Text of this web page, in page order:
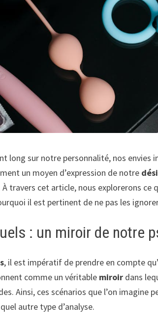
long sur notre personnalité, nos envies
un moyen d’expression de notre
travers cet article, nous explorerons ce
il est pertinent de ne pas les
: un miroir de notre
, il est impératif de prendre en compte
comme un véritable miroir dans
Ainsi, ces scénarios que l’on imagine
autre type d’analyse.